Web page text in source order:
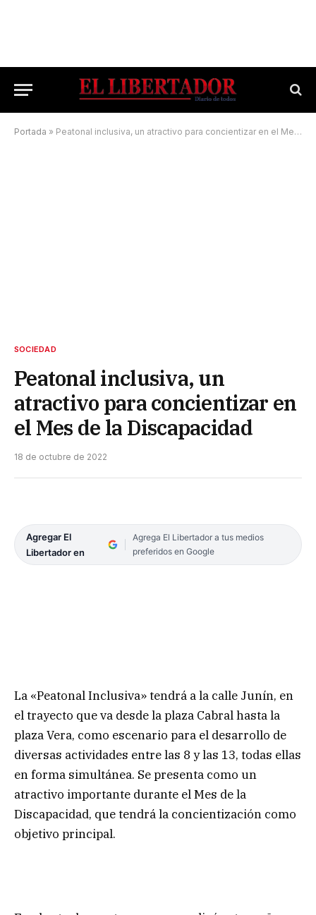
Portada » Peatonal inclusiva, un atractivo para concientizar en el Mes de la Discapacidad
SOCIEDAD
Peatonal inclusiva, un
atractivo para concientizar en
el Mes de la Discapacidad
18 de octubre de 2022
Agregar El
Libertador en
Agrega El Libertador a tus medios
preferidos en Google
La «Peatonal Inclusiva» tendrá a la calle Junín, en
el trayecto que va desde la plaza Cabral hasta la
plaza Vera, como escenario para el desarrollo de
diversas actividades entre las 8 y las 13, todas ellas
en forma simultánea. Se presenta como un
atractivo importante durante el Mes de la
Discapacidad, que tendrá la concientización como
objetivo principal.